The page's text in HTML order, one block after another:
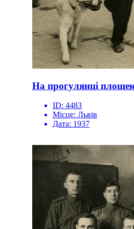
На прогулянці
ID: 4483
Місце: Львів
Дата: 1937